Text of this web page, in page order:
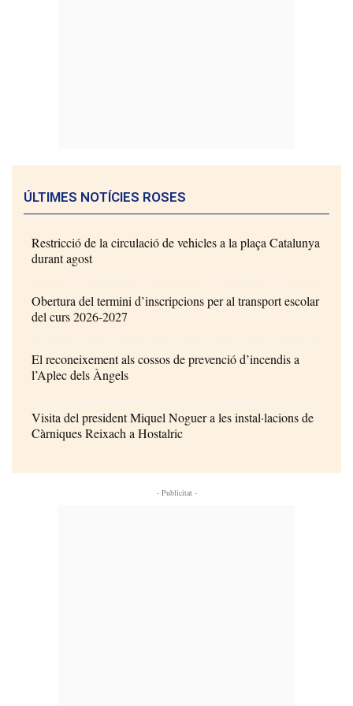
ÚLTIMES NOTÍCIES ROSES
Restricció de la circulació de vehicles a la plaça Catalunya
durant agost
Obertura del termini d’inscripcions per al transport escolar
del curs 2026-2027
El reconeixement als cossos de prevenció d’incendis a
l’Aplec dels Àngels
Visita del president Miquel Noguer a les instal·lacions de
Càrniques Reixach a Hostalric
- Publicitat -